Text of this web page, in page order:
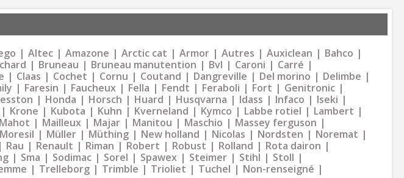
Altec Amazone Arctic cat Armor Autres Auxiclean
Bahco
Bruneau Bruneau manutention Bvl Caroni
Carré
Claas Cochet Cornu Coutand Dangreville Del morino
Delimbe
Faresin Faucheux Fella Fendt Feraboli Fort
Genitronic
Honda Horsch Huard Husqvarna Idass Infaco
Iseki
Krone Kubota Kuhn Kverneland Kymco Labbe rotiel
Lambert
Mahot Mailleux Majar Manitou Maschio
Massey ferguson
Moresil Müller Müthing New holland Nicolas Nordsten
Noremat
Rau Renault Riman Robert Robust Rolland
Rota dairon
Sma Sodimac Sorel Spawex Steimer Stihl
Stoll
Trelleborg Trimble Trioliet Tuchel
Non-renseigné